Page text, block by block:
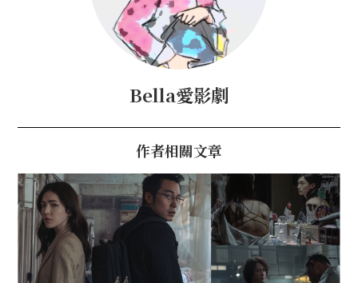
Bella愛影劇
作者相關文章